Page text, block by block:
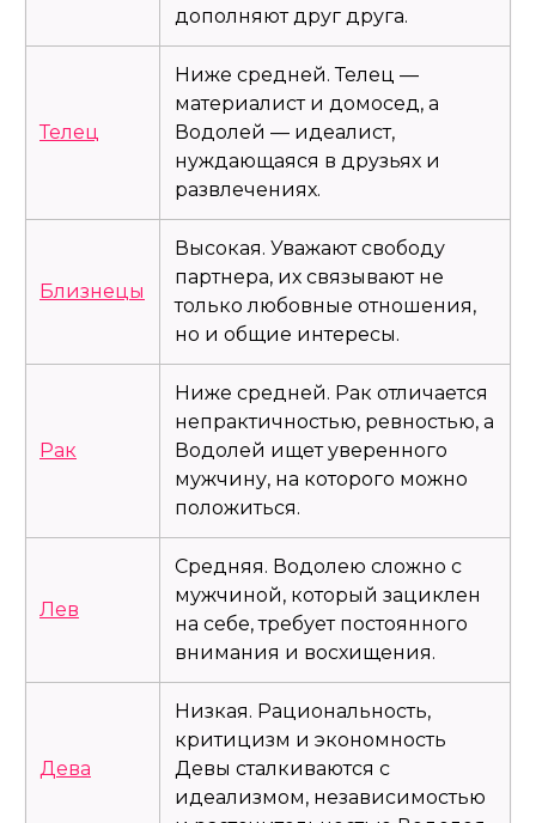
дополняют друг друга.
Телец
Ниже средней. Телец —
материалист и домосед, а
Водолей — идеалист,
нуждающаяся в друзьях и
развлечениях.
Близнецы
Высокая. Уважают свободу
партнера, их связывают не
только любовные отношения,
но и общие интересы.
Рак
Ниже средней. Рак отличается
непрактичностью, ревностью, а
Водолей ищет уверенного
мужчину, на которого можно
положиться.
Лев
Средняя. Водолею сложно с
мужчиной, который зациклен
на себе, требует постоянного
внимания и восхищения.
Дева
Низкая. Рациональность,
критицизм и экономность
Девы сталкиваются с
идеализмом, независимостью